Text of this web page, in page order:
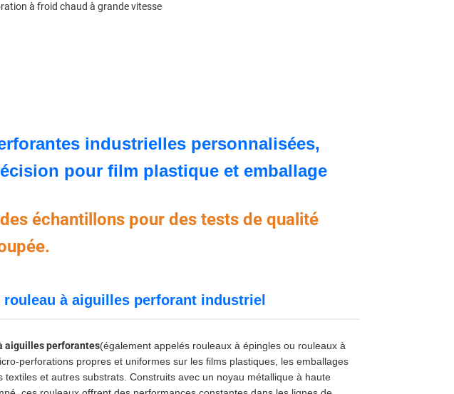
à froid chaud à grande vitesse
industrielles personnalisées,
pour film plastique et emballage
échantillons pour des tests de qualité
à aiguilles perforant industriel
aiguilles perforantes(également appelés rouleaux à épingles ou rouleaux à
perforations propres et uniformes sur les films plastiques, les emballages
textiles et autres substrats. Construits avec un noyau métallique à haute